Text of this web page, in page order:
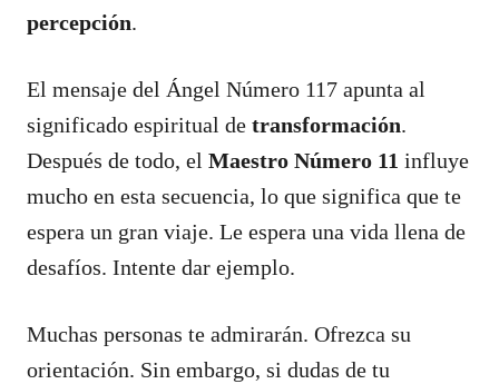
percepción.
El mensaje del Ángel Número 117 apunta al
significado espiritual de transformación.
Después de todo, el Maestro Número 11 influye
mucho en esta secuencia, lo que significa que te
espera un gran viaje. Le espera una vida llena de
desafíos. Intente dar ejemplo.
Muchas personas te admirarán. Ofrezca su
orientación. Sin embargo, si dudas de tu